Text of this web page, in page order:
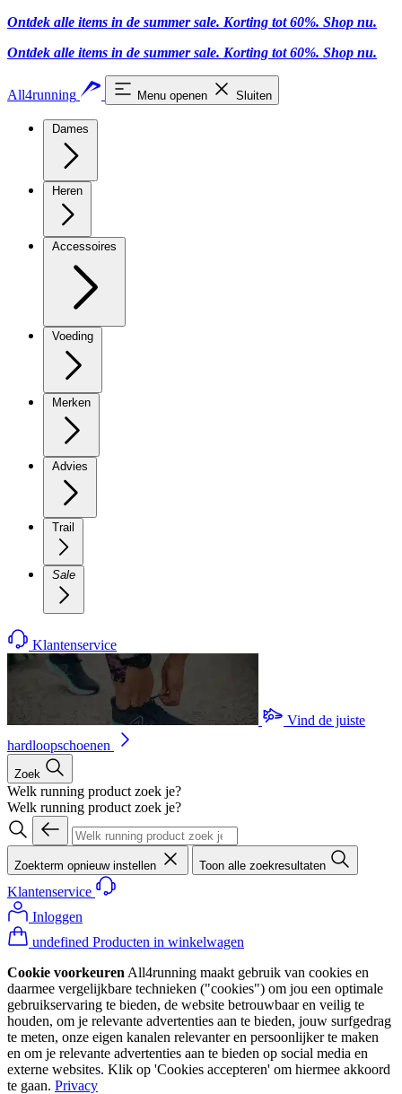
Ontdek alle items in de summer sale. Korting tot 60%. Shop nu.
Ontdek alle items in de summer sale. Korting tot 60%. Shop nu.
All4running Menu openen Sluiten
Dames
Heren
Accessoires
Voeding
Merken
Advies
Trail
Sale
Klantenservice
Vind de juiste
hardloopschoenen
Zoek
Welk running product zoek je?
Welk running product zoek je?
Zoekterm opnieuw instellen Toon alle zoekresultaten
Klantenservice
Inloggen
undefined Producten in winkelwagen
Cookie voorkeuren All4running maakt gebruik van cookies en
daarmee vergelijkbare technieken ("cookies") om jou een optimale
gebruikservaring te bieden, de website betrouwbaar en veilig te
houden, om je relevante advertenties aan te bieden, jouw surfgedrag
te meten, onze eigen kanalen relevanter en persoonlijker te maken
en om je relevante advertenties aan te bieden op social media en
externe websites. Klik op 'Cookies accepteren' om hiermee akkoord
te gaan. Privacy